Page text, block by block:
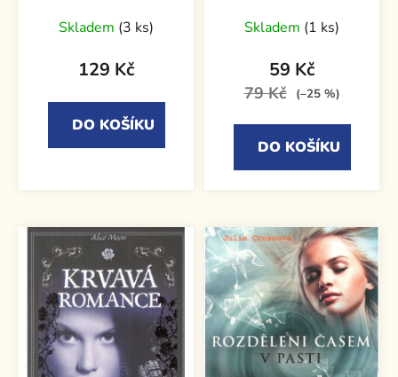
Skladem (3 ks)
129 Kč
DO KOŠÍKU
Skladem (1 ks)
59 Kč
79 Kč (–25 %)
DO KOŠÍKU